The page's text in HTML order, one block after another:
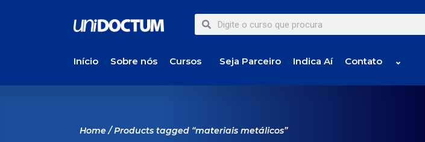
Início Sobre nós Cursos Seja Parceiro Indica Aí Contato ⌄
Home/ Products tagged “materiais metálicos”